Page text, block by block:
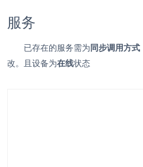
服务
已存在的服务需为同步调用方式
改。且设备为在线状态